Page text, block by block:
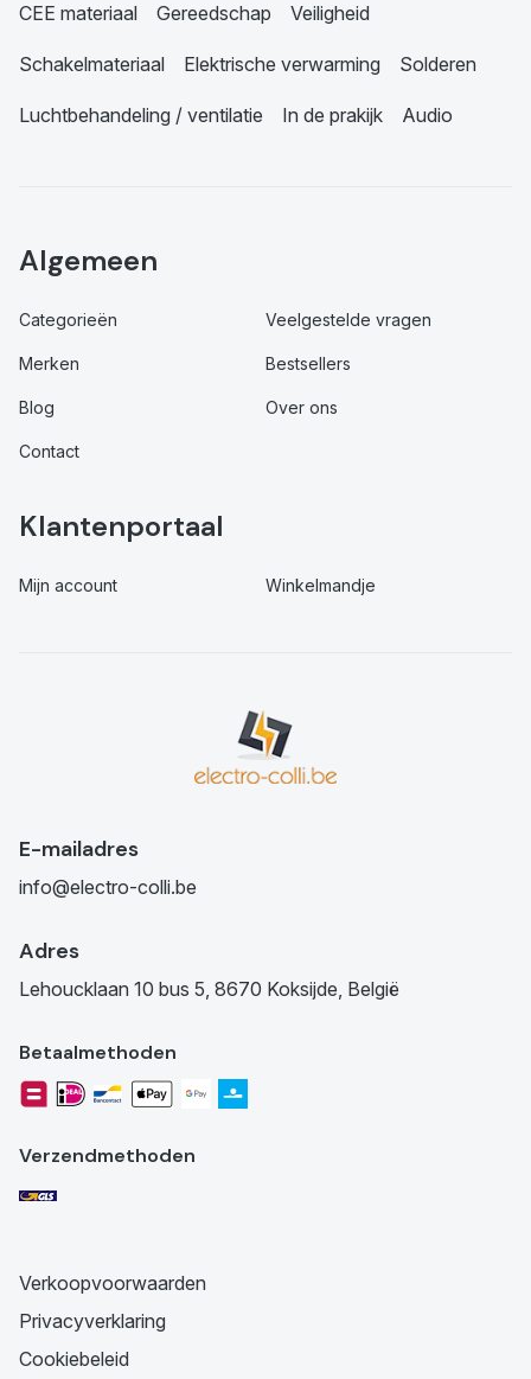
CEE materiaal Gereedschap Veiligheid
Schakelmateriaal Elektrische verwarming Solderen
Luchtbehandeling / ventilatie In de prakijk Audio
Algemeen
Categorieën Veelgestelde vragen
Merken Bestsellers
Blog Over ons
Contact
Klantenportaal
Mijn account Winkelmandje
E-mailadres
info@electro-colli.be
Adres
Lehoucklaan 10 bus 5, 8670 Koksijde, België
Betaalmethoden
Verzendmethoden
Verkoopvoorwaarden
Privacyverklaring
Cookiebeleid